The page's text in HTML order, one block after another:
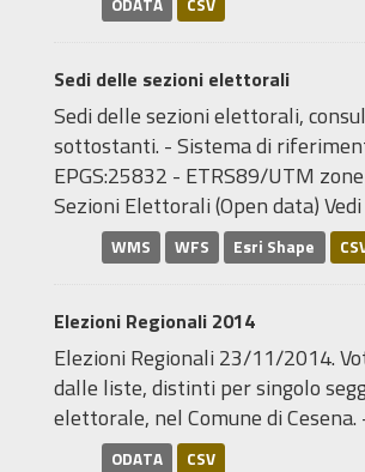
ODATA CSV
Sedi delle sezioni elettorali
Sedi delle sezioni elettorali,
sottostanti. - Sistema di
EPGS:25832 - ETRS89/UTM
Sezioni Elettorali (Open data) Vedi
WMS WFS Esri Shape
Elezioni Regionali 2014
Elezioni Regionali 23/11/2014.
dalle liste, distinti per singolo
elettorale, nel Comune di Cesena.
ODATA CSV